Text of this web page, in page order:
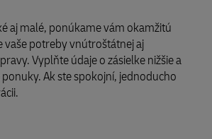
aj malé, ponúkame vám okamžitú
vaše potreby vnútroštátnej aj
Vyplňte údaje o zásielke nižšie a
Ak ste spokojní, jednoducho